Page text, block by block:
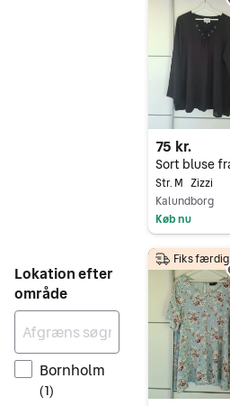
Lokation efter
område
Bornholm
(1)
75 kr.
Str. M Zizzi
Kalundborg
Køb nu
Fiks færdig